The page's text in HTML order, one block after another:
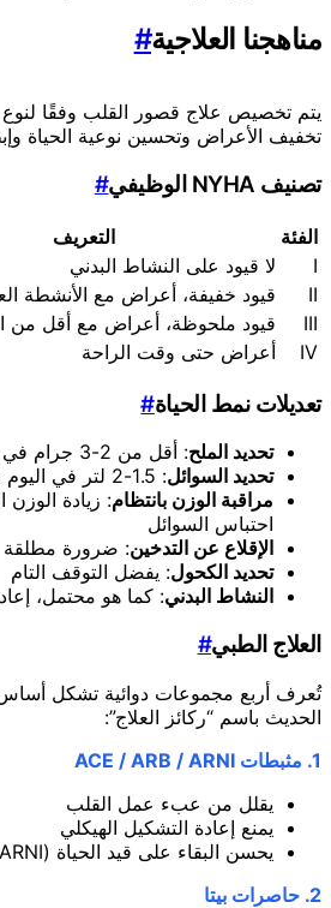
مناهجنا العلاجية#
يتم تخصيص علاج قصور القلب وفقًا
تخفيف الأعراض وتحسين نوعية الحياة
تصنيف NYHA الوظيفي #
الفئة
التعريف
I
لا قيود على النشاط البدني
II
قيود خفيفة، أعراض مع الأنشطة
III
قيود ملحوظة، أعراض مع أقل من
IV
أعراض حتى وقت الراحة
تعديلات نمط الحياة#
تحديد الملح: أقل من 2-3 جرام في اليوم
تحديد السوائل: 1.5-2 لتر في اليوم في الحالات الشديدة
مراقبة الوزن بانتظام: زيادة الوزن
احتباس السوائل
الإقلاع عن التدخين: ضرورة مطلقة
تحديد الكحول: يفضل التوقف التام
النشاط البدني: كما هو محتمل،
العلاج الطبي#
تُعرف أربع مجموعات دوائية تشكل
الحديث باسم “ركائز العلاج”:
1. مثبطات ACE / ARB / ARNI
يقلل من عبء عمل القلب
يمنع إعادة التشكيل الهيكلي
يحسن البقاء على قيد الحياة (ARNI فعال بشكل خاص)
2. حاصرات بيتا